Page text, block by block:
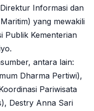
Informasi dan
yang mewakili
Publik Kementerian
antara lain:
Dharma Pertiwi),
Pariwisata
Destry Anna Sari